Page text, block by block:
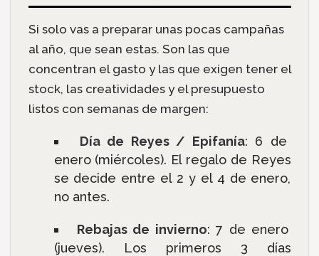
Si solo vas a preparar unas pocas campañas
al año, que sean estas. Son las que
concentran el gasto y las que exigen tener el
stock, las creatividades y el presupuesto
listos con semanas de margen:
Día de Reyes / Epifanía: 6 de
enero (miércoles). El regalo de Reyes
se decide entre el 2 y el 4 de enero,
no antes.
Rebajas de invierno: 7 de enero
(jueves). Los primeros 3 días